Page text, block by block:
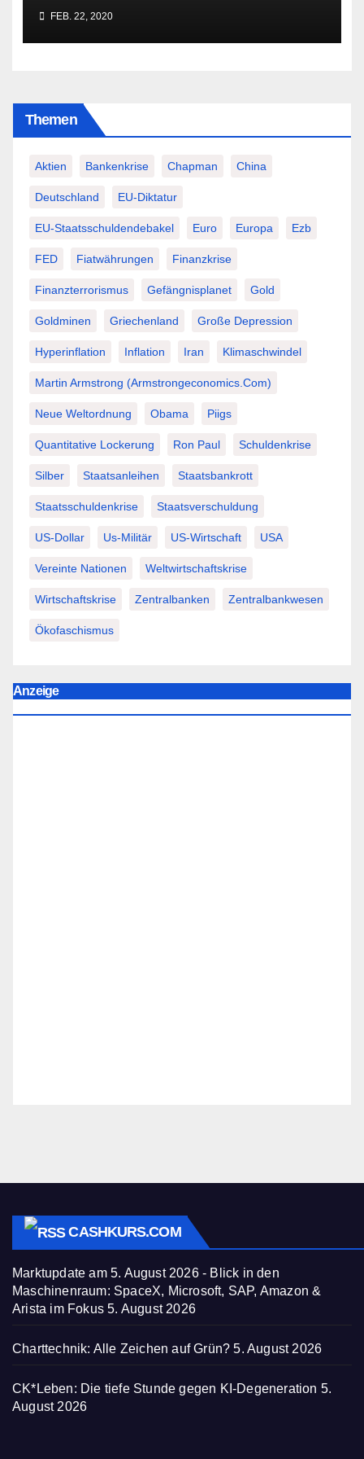
besser Profis überlässt!
FEB. 22, 2020
Themen
Aktien Bankenkrise Chapman China
Deutschland EU-Diktatur
EU-Staatsschuldendebakel Euro Europa Ezb
FED Fiatwährungen Finanzkrise
Finanzterrorismus Gefängnisplanet Gold
Goldminen Griechenland Große Depression
Hyperinflation Inflation Iran Klimaschwindel
Martin Armstrong (Armstrongeconomics.com)
Neue Weltordnung Obama Piigs
Quantitative Lockerung Ron Paul Schuldenkrise
Silber Staatsanleihen Staatsbankrott
Staatsschuldenkrise Staatsverschuldung
US-Dollar Us-Militär US-Wirtschaft USA
Vereinte Nationen Weltwirtschaftskrise
Wirtschaftskrise Zentralbanken Zentralbankwesen
Ökofaschismus
Anzeige
CASHKURS.COM
Marktupdate am 5. August 2026 - Blick in den
Maschinenraum: SpaceX, Microsoft, SAP, Amazon &
Arista im Fokus 5. August 2026
Charttechnik: Alle Zeichen auf Grün? 5. August 2026
CK*Leben: Die tiefe Stunde gegen KI-Degeneration 5.
August 2026